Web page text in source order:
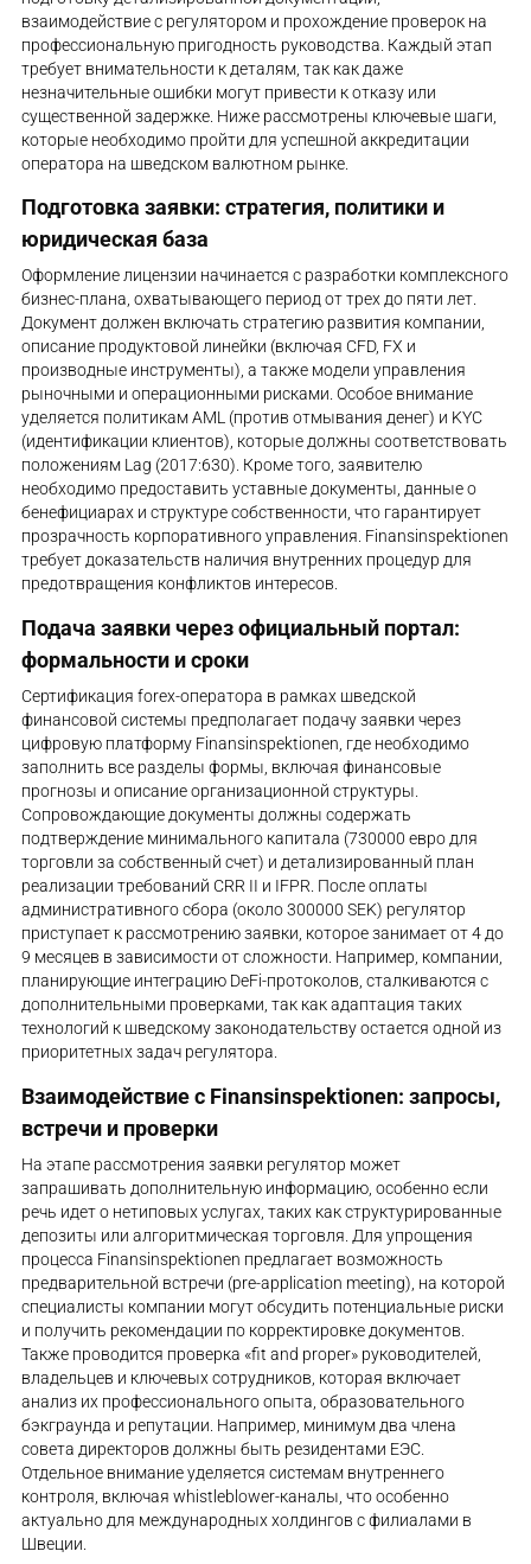
взаимодействие с регулятором и прохождение проверок на
профессиональную пригодность руководства. Каждый этап
требует внимательности к деталям, так как даже
незначительные ошибки могут привести к отказу или
существенной задержке. Ниже рассмотрены ключевые шаги,
которые необходимо пройти для успешной аккредитации
оператора на шведском валютном рынке.
Подготовка заявки: стратегия, политики и
юридическая база
Оформление лицензии начинается с разработки комплексного
бизнес-плана, охватывающего период от трех до пяти лет.
Документ должен включать стратегию развития компании,
описание продуктовой линейки (включая CFD, FX и
производные инструменты), а также модели управления
рыночными и операционными рисками. Особое внимание
уделяется политикам AML (против отмывания денег) и KYC
(идентификации клиентов), которые должны соответствовать
положениям Lag (2017:630). Кроме того, заявителю
необходимо предоставить уставные документы, данные о
бенефициарах и структуре собственности, что гарантирует
прозрачность корпоративного управления. Finansinspektionen
требует доказательств наличия внутренних процедур для
предотвращения конфликтов интересов.
Подача заявки через официальный портал:
формальности и сроки
Сертификация forex-оператора в рамках шведской
финансовой системы предполагает подачу заявки через
цифровую платформу Finansinspektionen, где необходимо
заполнить все разделы формы, включая финансовые
прогнозы и описание организационной структуры.
Сопровождающие документы должны содержать
подтверждение минимального капитала (730000 евро для
торговли за собственный счет) и детализированный план
реализации требований CRR II и IFPR. После оплаты
административного сбора (около 300000 SEK) регулятор
приступает к рассмотрению заявки, которое занимает от 4 до
9 месяцев в зависимости от сложности. Например, компании,
планирующие интеграцию DeFi-протоколов, сталкиваются с
дополнительными проверками, так как адаптация таких
технологий к шведскому законодательству остается одной из
приоритетных задач регулятора.
Взаимодействие с Finansinspektionen: запросы,
встречи и проверки
На этапе рассмотрения заявки регулятор может
запрашивать дополнительную информацию, особенно если
речь идет о нетиповых услугах, таких как структурированные
депозиты или алгоритмическая торговля. Для упрощения
процесса Finansinspektionen предлагает возможность
предварительной встречи (pre-application meeting), на которой
специалисты компании могут обсудить потенциальные риски
и получить рекомендации по корректировке документов.
Также проводится проверка «fit and proper» руководителей,
владельцев и ключевых сотрудников, которая включает
анализ их профессионального опыта, образовательного
бэкграунда и репутации. Например, минимум два члена
совета директоров должны быть резидентами ЕЭС.
Отдельное внимание уделяется системам внутреннего
контроля, включая whistleblower-каналы, что особенно
актуально для международных холдингов с филиалами в
Швеции.